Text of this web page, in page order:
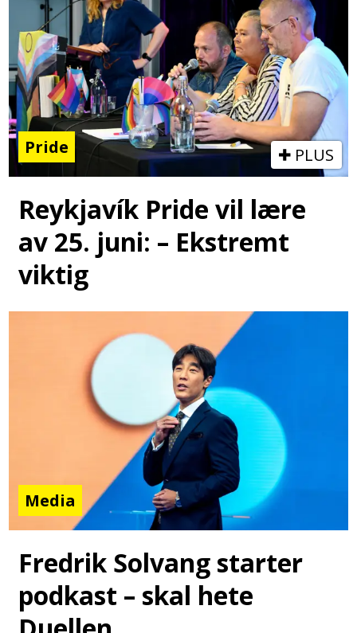
Pride PLUS
Reykjavík Pride vil lære
av 25. juni: – Ekstremt
viktig
Media
Fredrik Solvang starter
podkast – skal hete